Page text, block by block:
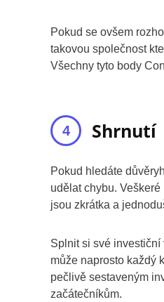
Pokud se ovšem
takovou společnost
Všechny tyto body
Shrnutí
Pokud hledáte
udělat chybu.
jsou zkrátka a
Splnit si své
může naprosto každý
pečlivě sestaveným
začátečníkům.